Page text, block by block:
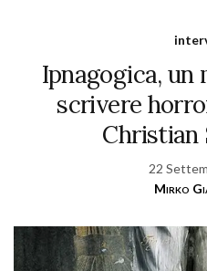
Ipnagogica, un
scrivere
Christian
22
Mirko